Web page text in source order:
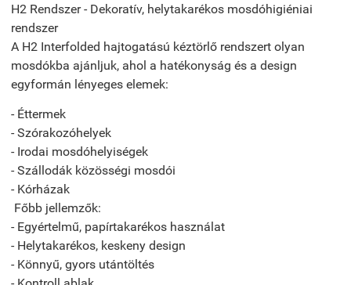
H2 Rendszer - Dekoratív, helytakarékos mosdóhigiéniai
rendszer
A H2 Interfolded hajtogatású kéztörlő rendszert olyan
mosdókba ajánljuk, ahol a hatékonyság és a design
egyformán lényeges elemek:
- Éttermek
- Szórakozóhelyek
- Irodai mosdóhelyiségek
- Szállodák közösségi mosdói
- Kórházak
Főbb jellemzők:
- Egyértelmű, papírtakarékos használat
- Helytakarékos, keskeny design
- Könnyű, gyors utántöltés